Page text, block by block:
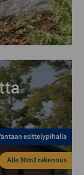
esittelypihalla
Alle 30m2 rakennus